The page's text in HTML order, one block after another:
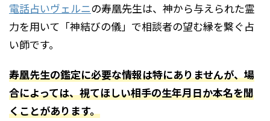
電話占いヴェルニの寿凰先生は、神から与えられた霊
力を用いて「神結びの儀」で相談者の望む縁を繋ぐ占
い師です。
寿凰先生の鑑定に必要な情報は特にありませんが、場
合によっては、視てほしい相手の生年月日か本名を聞
くことがあります。